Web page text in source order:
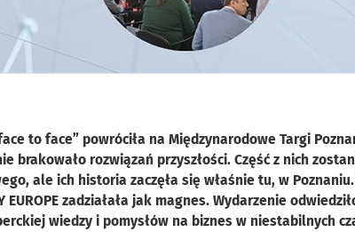
to face” powróciła na Międzynarodowe Targi
brakowało rozwiązań przyszłości. Część z nich
ale ich historia zaczęła się właśnie tu, w
zadziałała jak magnes. Wydarzenie
wiedzy i pomysłów na biznes w niestabilnych